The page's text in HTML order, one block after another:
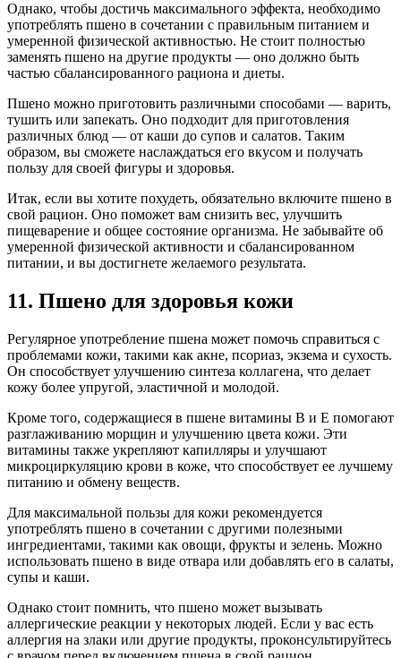
Однако, чтобы достичь максимального эффекта, необходимо
употреблять пшено в сочетании с правильным питанием и
умеренной физической активностью. Не стоит полностью
заменять пшено на другие продукты — оно должно быть
частью сбалансированного рациона и диеты.
Пшено можно приготовить различными способами — варить,
тушить или запекать. Оно подходит для приготовления
различных блюд — от каши до супов и салатов. Таким
образом, вы сможете наслаждаться его вкусом и получать
пользу для своей фигуры и здоровья.
Итак, если вы хотите похудеть, обязательно включите пшено в
свой рацион. Оно поможет вам снизить вес, улучшить
пищеварение и общее состояние организма. Не забывайте об
умеренной физической активности и сбалансированном
питании, и вы достигнете желаемого результата.
11. Пшено для здоровья кожи
Регулярное употребление пшена может помочь справиться с
проблемами кожи, такими как акне, псориаз, экзема и сухость.
Он способствует улучшению синтеза коллагена, что делает
кожу более упругой, эластичной и молодой.
Кроме того, содержащиеся в пшене витамины В и Е помогают
разглаживанию морщин и улучшению цвета кожи. Эти
витамины также укрепляют капилляры и улучшают
микроциркуляцию крови в коже, что способствует ее лучшему
питанию и обмену веществ.
Для максимальной пользы для кожи рекомендуется
употреблять пшено в сочетании с другими полезными
ингредиентами, такими как овощи, фрукты и зелень. Можно
использовать пшено в виде отвара или добавлять его в салаты,
супы и каши.
Однако стоит помнить, что пшено может вызывать
аллергические реакции у некоторых людей. Если у вас есть
аллергия на злаки или другие продукты, проконсультируйтесь